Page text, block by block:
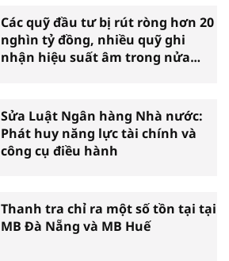
Các quỹ đầu tư bị rút ròng hơn 20
nghìn tỷ đồng, nhiều quỹ ghi
nhận hiệu suất âm trong nửa
Sửa Luật Ngân hàng Nhà nước:
Phát huy năng lực tài chính và
công cụ điều hành
Thanh tra chỉ ra một số tồn tại tại
MB Đà Nẵng và MB Huế